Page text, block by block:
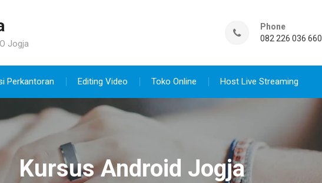
Jogja
Phone
082 226 036 660
Perkantoran Editing Video Toko Online Host Live Streaming
Kursus Android Jogja